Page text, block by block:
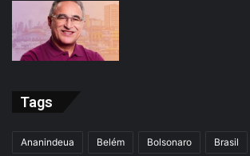
Tags
Ananindeua Belém Bolsonaro Brasil